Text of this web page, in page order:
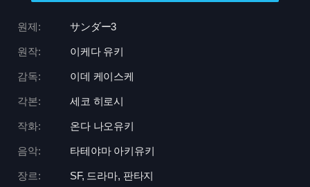
원제: サンダー3
원작: 이케다 유키
감독: 이데 케이스케
각본: 세코 히로시
작화: 온다 나오유키
음악: 타테야마 아키유키
장르: SF, 드라마, 판타지